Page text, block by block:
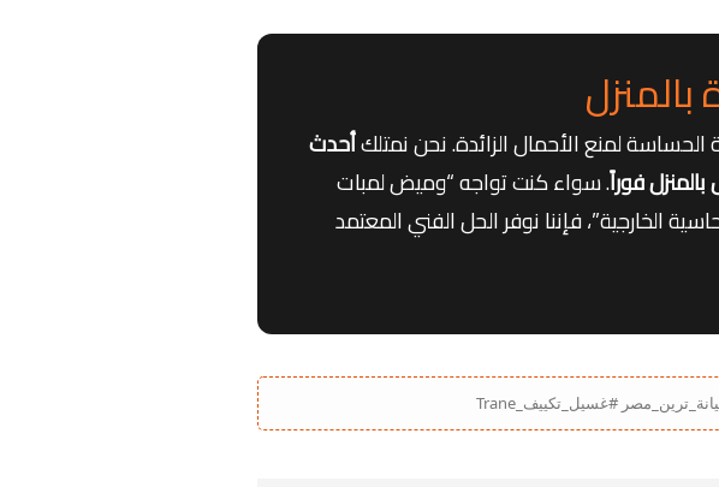
الحساسة لمنع الأحمال الزائدة. نحن نمتلكأحدث
. سواء كنت تواجه “وميض لمبات
الخارجية”، فإننا نوفر الحل الفني المعتمد